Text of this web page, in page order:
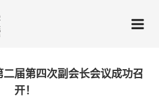
届第四次副会长会议成功召
开！